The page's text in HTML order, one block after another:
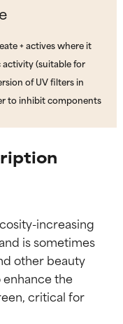
+ actives where it
(suitable for
of UV filters in
to inhibit components
increasing
is sometimes
other beauty
the
critical for